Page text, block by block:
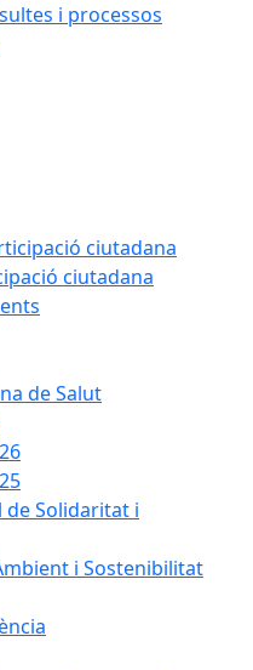
i processos
ciutadana
ciutadana
de Salut
de Solidaritat i
i Sostenibilitat